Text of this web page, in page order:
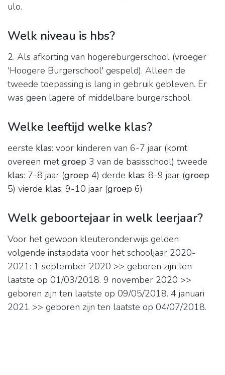
ulo.
Welk niveau is hbs?
2. Als afkorting van hogereburgerschool (vroeger
'Hoogere Burgerschool' gespeld). Alleen de
tweede toepassing is lang in gebruik gebleven. Er
was geen lagere of middelbare burgerschool.
Welke leeftijd welke klas?
eerste klas: voor kinderen van 6-7 jaar (komt
overeen metgroep 3 van de basisschool) tweede
klas: 7-8 jaar (groep 4) derde klas: 8-9 jaar (groep
5) vierde klas: 9-10 jaar (groep 6)
Welk geboortejaar in welk leerjaar?
Voor het gewoon kleuteronderwijs gelden
volgende instapdata voor het schooljaar 2020-
2021: 1 september 2020 >> geboren zijn ten
laatste op 01/03/2018. 9 november 2020 >>
geboren zijn ten laatste op 09/05/2018. 4 januari
2021 >> geboren zijn ten laatste op 04/07/2018.